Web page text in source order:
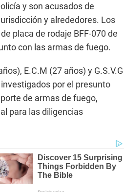
y son acusados de
y alrededores. Los
placa de rodaje BFF-070 de
con las armas de fuego.
E.C.M (27 años) y G.S.V.G
por el presunto
de armas de fuego,
para las diligencias